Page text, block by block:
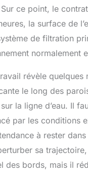
ce point, le
la surface de
de filtration
normalement
révèle
le long des
la ligne d’eau. Il
par les conditions
à rester
sa
des bords, mais il